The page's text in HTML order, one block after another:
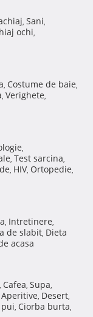
, Sani,
ochi,
, Costume de baie,
, Verighete,
,
, Test sarcina,
, HIV, Ortopedie,
, Intretinere,
de slabit, Dieta
acasa
, Cafea, Supa,
Aperitive, Desert,
, Ciorba burta,